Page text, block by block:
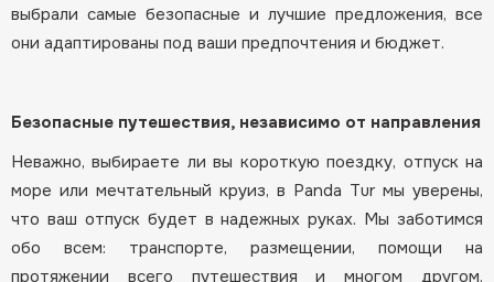
выбрали самые безопасные и лучшие предложения, все
они адаптированы под ваши предпочтения и бюджет.
Безопасные путешествия, независимо от направления
Неважно, выбираете ли вы короткую поездку, отпуск на
море или мечтательный круиз, в Panda Tur мы уверены,
что ваш отпуск будет в надежных руках. Мы заботимся
обо всем: транспорте, размещении, помощи на
протяжении всего путешествия и многом другом.